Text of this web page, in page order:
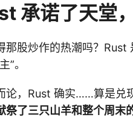
承诺了天堂
那股炒作的热潮吗？Rust
”。
论，Rust 确实……算是兑
祭了三只山羊和整个周末